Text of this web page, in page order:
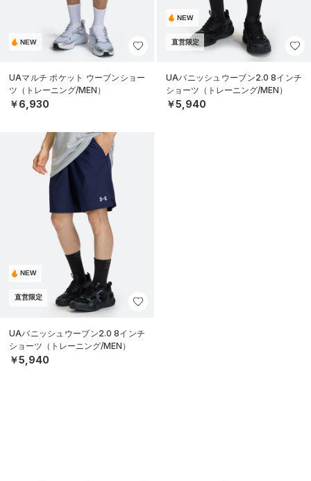
NEW
UAマルチ ポケット ウーブンショー
ツ（トレーニング/MEN）
￥6,930
NEW
直営限定
UAバニッシュウーブン2.0 8インチ
ショーツ（トレーニング/MEN）
￥5,940
NEW
直営限定
UAバニッシュウーブン2.0 8インチ
ショーツ（トレーニング/MEN）
￥5,940